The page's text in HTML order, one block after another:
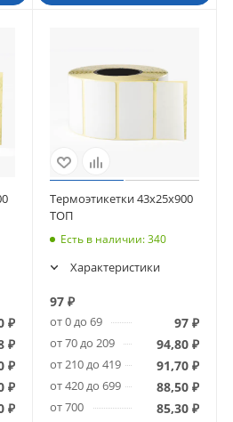
₽
₽
₽
₽
₽
Термоэтикетки 43х25х900
ТОП
Есть в наличии: 340
Характеристики
97₽
от 0 до 69 97 ₽
от 70 до 209 94,80 ₽
от 210 до 419 91,70 ₽
от 420 до 699 88,50 ₽
от 700 85,30 ₽